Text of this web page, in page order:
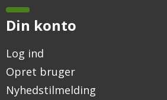
Din konto
Log ind
Opret bruger
Nyhedstilmelding